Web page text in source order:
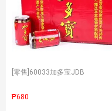
[零售] 60033加多宝JDB
₱680